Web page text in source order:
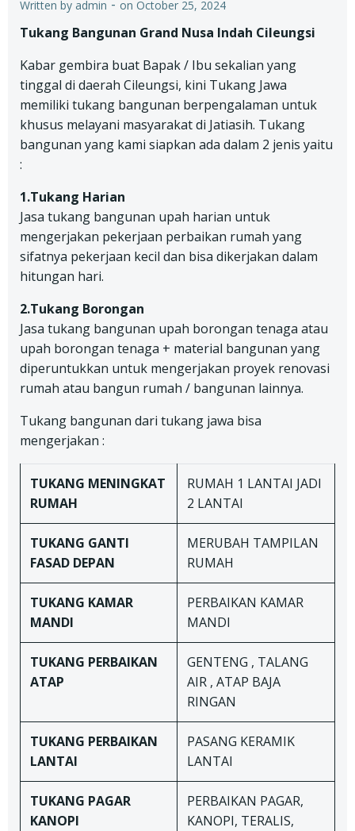
Written by admin - on October 25, 2024
Tukang Bangunan Grand Nusa Indah Cileungsi
Kabar gembira buat Bapak / Ibu sekalian yang
tinggal di daerah Cileungsi, kini Tukang Jawa
memiliki tukang bangunan berpengalaman untuk
khusus melayani masyarakat di Jatiasih. Tukang
bangunan yang kami siapkan ada dalam 2 jenis yaitu
:
1.Tukang Harian
Jasa tukang bangunan upah harian untuk
mengerjakan pekerjaan perbaikan rumah yang
sifatnya pekerjaan kecil dan bisa dikerjakan dalam
hitungan hari.
2.Tukang Borongan
Jasa tukang bangunan upah borongan tenaga atau
upah borongan tenaga + material bangunan yang
diperuntukkan untuk mengerjakan proyek renovasi
rumah atau bangun rumah / bangunan lainnya.
Tukang bangunan dari tukang jawa bisa
mengerjakan :
TUKANG MENINGKAT
RUMAH
RUMAH 1 LANTAI JADI
2 LANTAI
TUKANG GANTI
FASAD DEPAN
MERUBAH TAMPILAN
RUMAH
TUKANG KAMAR
MANDI
PERBAIKAN KAMAR
MANDI
TUKANG PERBAIKAN
ATAP
GENTENG , TALANG
AIR , ATAP BAJA
RINGAN
TUKANG PERBAIKAN
LANTAI
PASANG KERAMIK
LANTAI
TUKANG PAGAR
KANOPI
PERBAIKAN PAGAR,
KANOPI, TERALIS,